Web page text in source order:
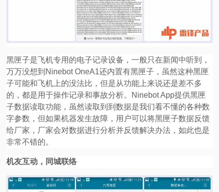
黑匣子是飞机专用的电子记录设备，一般只在新闻中听到，
万万没想到Ninebot OneA1还内置有黑匣子，虽然这种黑匣
子可能和飞机上的没法比，但是从功能上来说还是差不多
的，都是用于操作记录和事故分析。Ninebot App提供黑匣
子数据读取功能，虽然读取到到数据是我们看不懂的各种数
字参数，但如果机器发生故障，用户可以将黑匣子数据反馈
给厂家，厂家会对数据进行分析并反馈解决办法，如此也是
非常不错的。
机友互动，同城联络